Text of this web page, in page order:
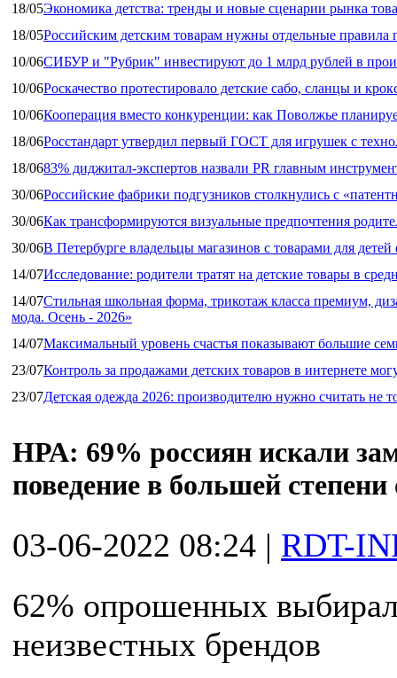
18/05Экономика детства: тренды и новые сценарии рынка
18/05Российским детским товарам нужны отдельные правила
10/06СИБУР и "Рубрик" инвестируют до 1 млрд рублей в
10/06Роскачество протестировало детские сабо, сланцы и
10/06Кооперация вместо конкуренции: как Поволжье
18/06Росстандарт утвердил первый ГОСТ для игрушек с
18/0683% диджитал‑экспертов назвали PR главным
30/06Российские фабрики подгузников столкнулись с
30/06Как трансформируются визуальные предпочтения
30/06В Петербурге владельцы магазинов с товарами для
14/07Исследование: родители тратят на детские товары в
14/07Стильная школьная форма, трикотаж класса премиум,
мода. Осень - 2026»
14/07Максимальный уровень счастья показывают большие
23/07Контроль за продажами детских товаров в интернете
23/07Детская одежда 2026: производителю нужно считать не
НРА: 69% россиян искали
поведение в большей
03-06-2022 08:24 | RDT-
62% опрошенных
неизвестных брендов